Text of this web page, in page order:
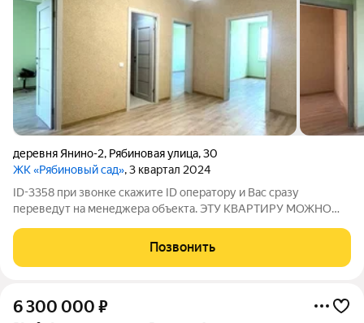
деревня Янино-2, Рябиновая улица,30
ЖК «Рябиновый сад», 3 квартал 2024
ID-3358 при звонке скажите ID оператору и Вас сразу
переведут на менеджера объекта. ЭТУ КВАРТИРУ МОЖНО
КВАРТИРА С РЕМОНТОМ ПО ЦЕНЕ ДВУШКИ. О квартире:
Общая площадь без балкона - 84,2 м2! Квартира с
Позвонить
6 300 000 ₽